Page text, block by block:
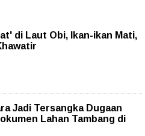
di Laut Obi, Ikan-ikan Mati,
Jadi Tersangka Dugaan
Lahan Tambang di